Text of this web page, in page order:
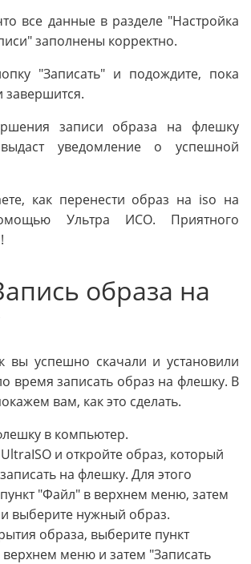
все данные в разделе "Настройка
заполнены корректно.
"Записать" и подождите, пока
завершится.
записи образа на флешку
уведомление о успешной
как перенести образ на iso на
Ультра ИСО. Приятного
образа на
вы успешно скачали и установили
время записать образ на флешку. В
вам, как это сделать.
в компьютер.
и откройте образ, который
на флешку. Для этого
"Файл" в верхнем меню, затем
выберите нужный образ.
образа, выберите пункт
верхнем меню и затем "Записать